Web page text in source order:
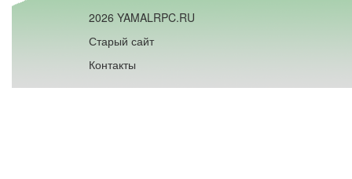
2026 YAMALRPC.RU
Старый сайт
Контакты